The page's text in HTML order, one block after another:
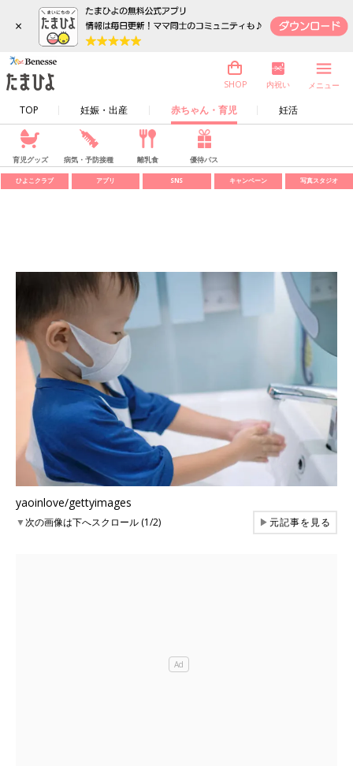
×
TOP 妊娠・出産 赤ちゃん・育児 妊活
SHOP 内祝い メニュー
育児グッズ 病気・予防接種 離乳食 優待パス
ひよこクラブ アプリ SNS キャンペーン 写真スタジオ
yaoinlove/gettyimages
▼次の画像は下へスクロール (1/2) ▶元記事を見る